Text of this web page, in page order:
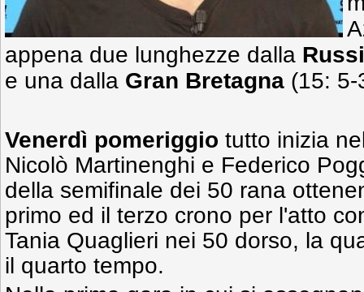
appena due lunghezze dalla
e una dalla Gran Bretagna (15: 5-
Venerdì pomeriggio tutto inizia
Nicolò Martinenghi e Federico
della semifinale dei 50 rana
primo ed il terzo crono per l'atto
Tania Quaglieri nei 50 dorso, la
il quarto tempo.